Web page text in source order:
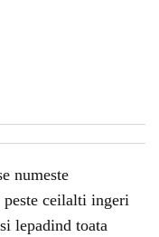
numeste
peste ceilalti ingeri
lepadind toata